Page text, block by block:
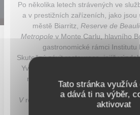
Tato stránka využívá
a dává ti na výběr,
aktivovat
Po několika letech strávených ve
a v prestižních zařízeních, jako jsou
městě Biarritz, Reserve de
Metropolev Monte Carlu, hlavního
gastronomické rámci Institutu
Skutečný závit restaurace, jejíž
Yves Rochon, průhlednost
restaurace kuchyní a jídelním
zvědavýma očima našich
Vrestauraci Instituteje otevřena od